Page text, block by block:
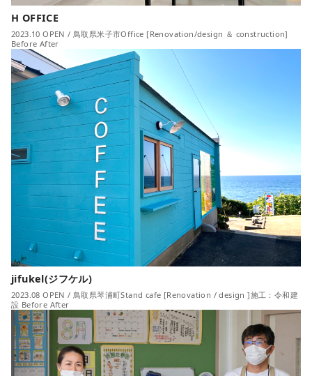
H OFFICE
2023.10 OPEN / 鳥取県米子市Office [Renovation/design ＆ construction]
Before After
jifukel(ジフケル)
2023.08 OPEN / 鳥取県琴浦町Stand cafe [Renovation / design ]施工：令和建
設 Before After